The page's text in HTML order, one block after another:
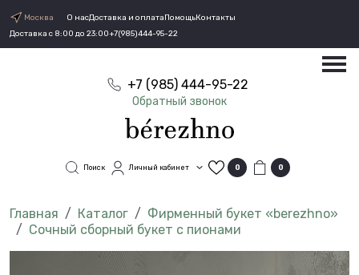
Москва О насДоставка и оплатаПомощьКонтакты
Доставка с 8:00 до 23:00+7(985)444-95-22
+7 (985) 444-95-22
Обратный звонок
Поиск Личный кабинет 0 0
Каталог
Фирменный букет «berezhno»
Сочный сборный букет с пионами